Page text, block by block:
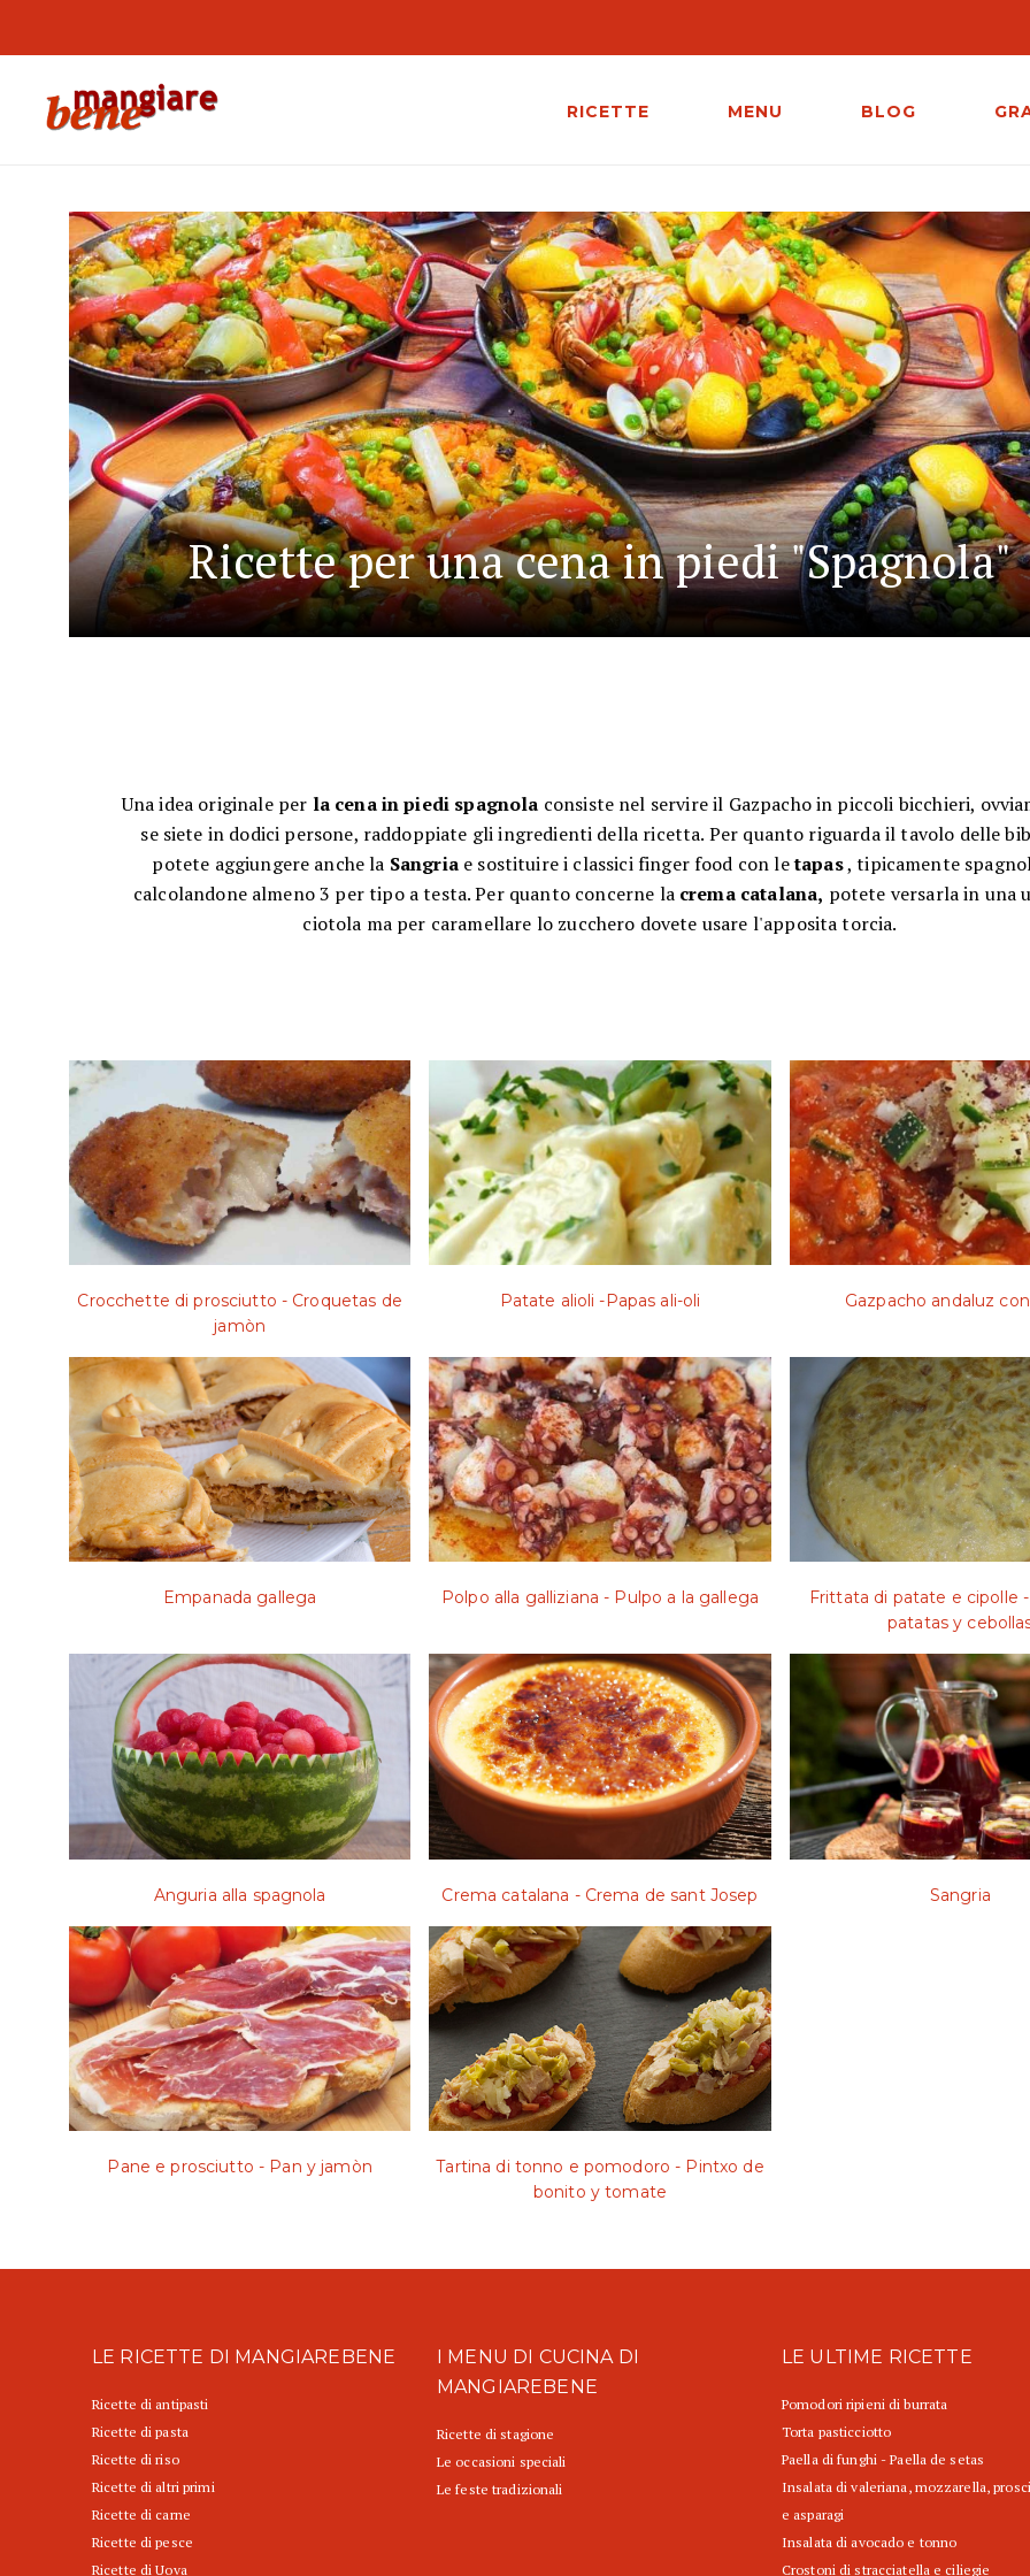
RICETTE MENU BLOG
Ricette per una cena in piedi "Spagnola"
Una idea originale per la cena in piedi spagnola consiste nel servire il Gazpacho in piccoli bicchieri,
se siete in dodici persone, raddoppiate gli ingredienti della ricetta. Per quanto riguarda il tavolo delle
potete aggiungere anche la Sangria e sostituire i classici finger food con letapas, tipicamente
calcolandone almeno 3 per tipo a testa. Per quanto concerne lacrema catalana, potete versarla in una
ciotola ma per caramellare lo zucchero dovete usare l'apposita torcia.
Crocchette di prosciutto - Croquetas de
jamòn
Patate alioli -Papas ali-oli Gazpacho andaluz
Empanada gallega Polpo alla galliziana - Pulpo a la gallega
Frittata di patate e cipolle
patatas y
Anguria alla spagnola Crema catalana - Crema de sant Josep Sangria
Pane e prosciutto - Pan y jamòn
Tartina di tonno e pomodoro - Pintxo de
bonito y tomate
LE RICETTE DI MANGIAREBENE
Ricette di antipasti
Ricette di pasta
Ricette di riso
Ricette di altri primi
Ricette di carne
Ricette di pesce
Ricette di Uova
I MENU DI CUCINA DI
MANGIAREBENE
Ricette di stagione
Le occasioni speciali
Le feste tradizionali
LE ULTIME RICETTE
Pomodori ripieni di burrata
Torta pasticciotto
Paella di funghi - Paella de setas
Insalata di valeriana, mozzarella,
e asparagi
Insalata di avocado e tonno
Crostoni di stracciatella e ciliegie